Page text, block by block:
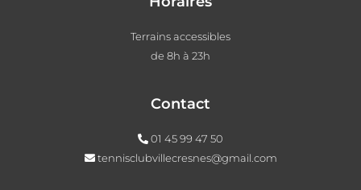
Terrains accessibles
de 8h à 23h
Contact
01 45 99 47 50
tennisclubvillecresnes@gmail.com